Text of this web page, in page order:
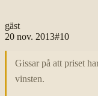
gäst
20 nov. 2013#10
Gissar på att priset
vinsten.